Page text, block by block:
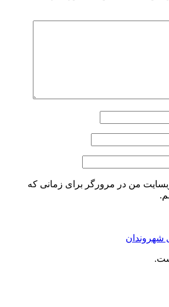
من در مرورگر برای زمانی که